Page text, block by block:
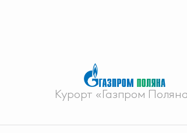
Курорт «Газпром